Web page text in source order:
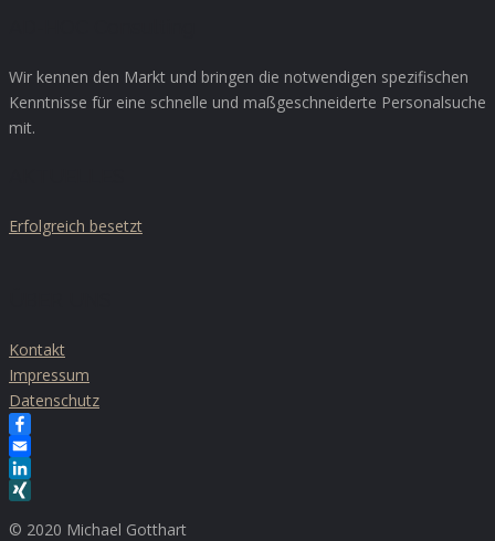
Wir kennen den Markt und bringen die notwendigen spezifischen
Kenntnisse für eine schnelle und maßgeschneiderte Personalsuche
mit.
Erfolgreich besetzt
Kontakt
Impressum
Datenschutz
Facebook
Email
LinkedIn
© 2020 Michael Gotthart